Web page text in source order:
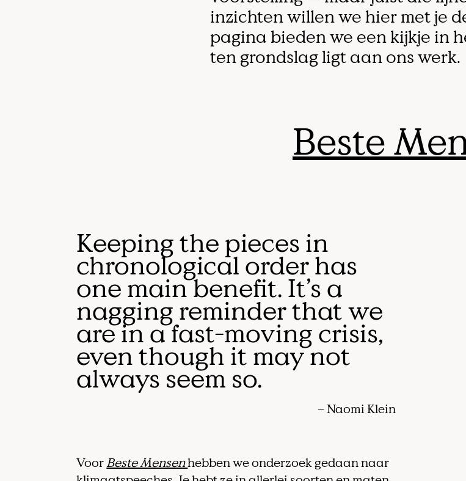
inzichten willen we hier met je
pagina bieden we een kijkje in
ten grondslag ligt aan ons werk.
Beste
Keeping the pieces in
chronological order has
one main benefit. It’s a
nagging reminder that we
are in a fast-moving crisis,
even though it may not
always seem so.
– Naomi Klein
VoorBeste Mensenhebben we onderzoek gedaan naar